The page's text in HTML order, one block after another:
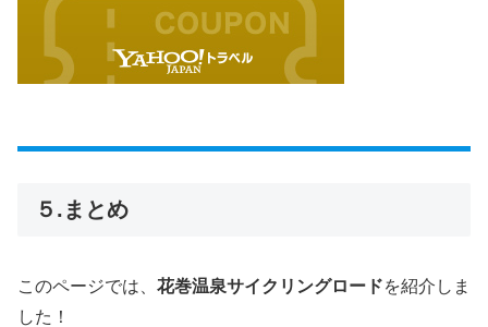
５.まとめ
このページでは、 花巻温泉サイクリングロードを紹介しま
した！